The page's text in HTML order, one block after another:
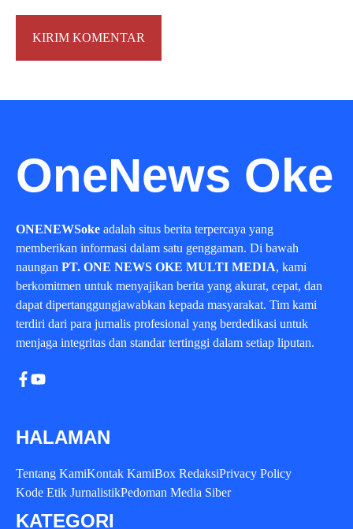
OneNews Oke
ONENEWSoke adalah situs berita terpercaya yang
memberikan informasi dalam satu genggaman. Di bawah
naungan PT. ONE NEWS OKE MULTI MEDIA, kami
berkomitmen untuk menyajikan berita yang akurat, cepat, dan
dapat dipertanggungjawabkan kepada masyarakat. Tim kami
terdiri dari para jurnalis profesional yang berdedikasi untuk
menjaga integritas dan standar tertinggi dalam setiap liputan.
HALAMAN
Tentang KamiKontak KamiBox RedaksiPrivacy Policy
Kode Etik JurnalistikPedoman Media Siber
KATEGORI